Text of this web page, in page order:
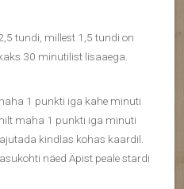
tundi, millest 1,5 tundi on
30 minutilist lisaaega.
1 punkti iga kahe minuti
maha 1 punkti iga minuti
kindlas kohas kaardil.
näed Äpist peale stardi